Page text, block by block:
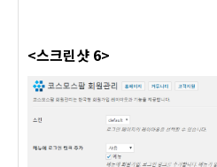
<스크린샷 6>